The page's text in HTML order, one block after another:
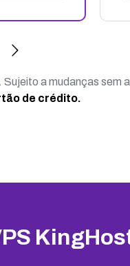
a mudanças sem
de crédito.